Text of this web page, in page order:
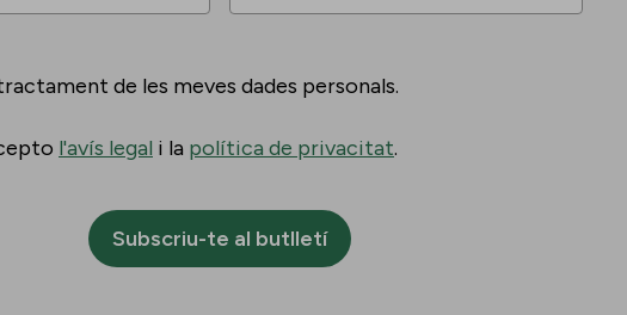
de les meves dades personals.
l'avís legal i la política de privacitat.
Subscriu-te al butlletí